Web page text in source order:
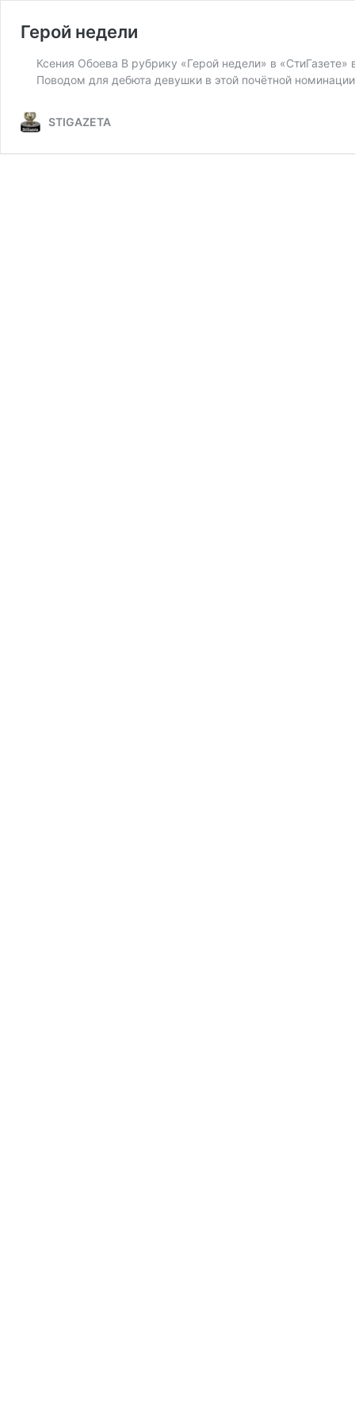
Герой недели
Ксения Обоева В рубрику «Герой недели» в
Поводом для дебюта девушки в этой почётной
STIGAZETA